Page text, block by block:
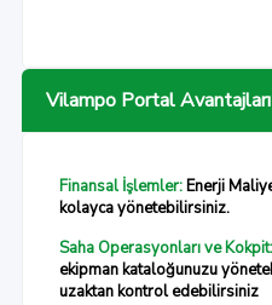
Vilampo Portal Avantajları
Finansal İşlemler:Enerji
kolayca yönetebilirsiniz.
Saha Operasyonları ve Kokpit:
ekipman kataloğunuzu
uzaktan kontrol edebilirsiniz